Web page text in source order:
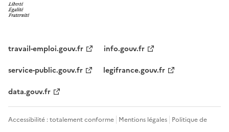
travail-emploi.gouv.fr
info.gouv.fr
service-public.gouv.fr
legifrance.gouv.fr
data.gouv.fr
Accessibilité : totalement conforme Mentions légales Politique de